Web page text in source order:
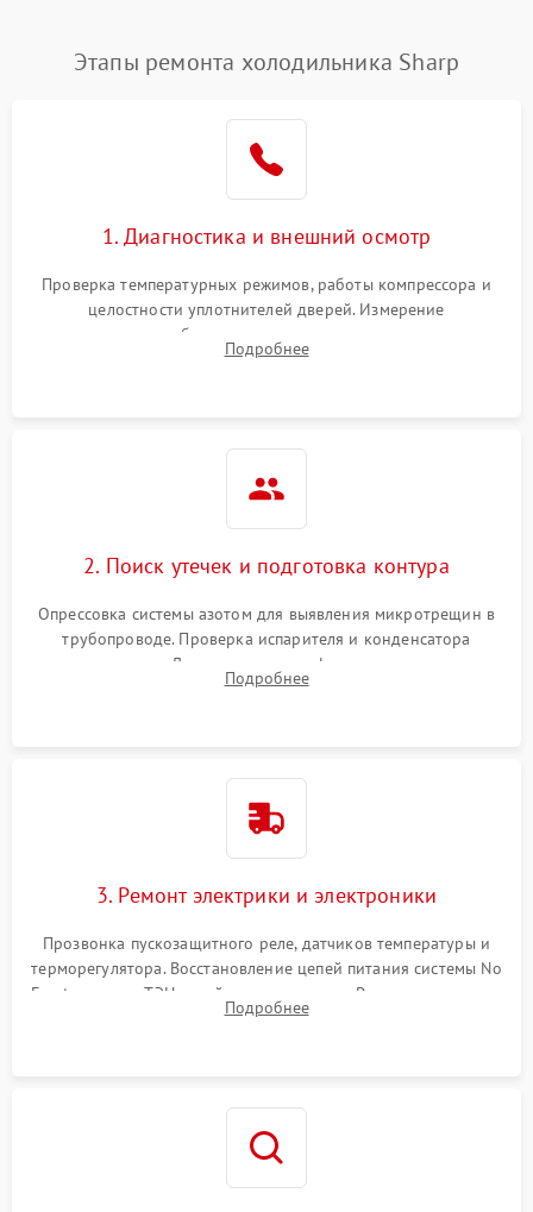
Поломка системы No Frost 2600 ₽ Подробнее →
работе
2000 ₽ Подробнее →
1000 ₽
1800 ₽
Этапы ремонта холодильника Sharp
1. Диагностика и внешний осмотр
Проверка температурных режимов, работы компрессора и
целостности уплотнителей дверей. Измерение
сопротивления обмоток мотора, проверка термостата и
считывание кодов ошибок с электронного дисплея.
Подробнее
2. Поиск утечек и подготовка контура
Опрессовка системы азотом для выявления микротрещин в
трубопроводе. Проверка испарителя и конденсатора
течеискателем. Демонтаж старого фильтра-осушителя и
продувка капиллярной трубки для устранения засоров.
Подробнее
3. Ремонт электрики и электроники
Прозвонка пускозащитного реле, датчиков температуры и
терморегулятора. Восстановление цепей питания системы No
Frost, включая ТЭН оттайки и вентилятор. Ремонт или замена
платы управления при сбоях алгоритмов.
Подробнее